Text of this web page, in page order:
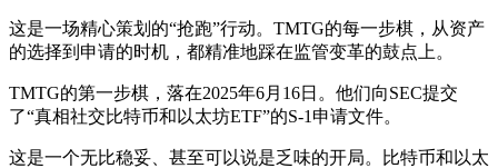
这是一场精心策划的“抢跑”行动。TMTG的每一步棋，从资产
的选择到申请的时机，都精准地踩在监管变革的鼓点上。
TMTG的第一步棋，落在2025年6月16日。他们向SEC提交
了“真相社交比特币和以太坊ETF”的S-1申请文件。
这是一个无比稳妥、甚至可以说是乏味的开局。比特币和以太